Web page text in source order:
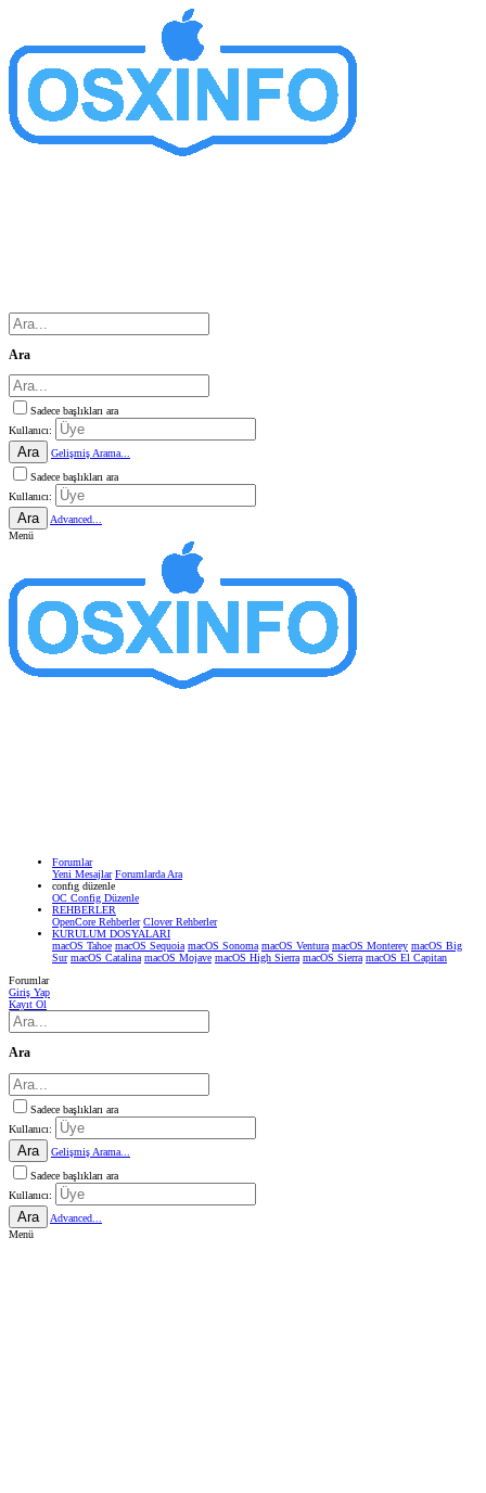
Ara
Sadece başlıkları ara
Kullanıcı:
Ara
Gelişmiş Arama...
Sadece başlıkları ara
Kullanıcı:
Ara
Advanced...
Menü
Forumlar
Yeni Mesajlar Forumlarda Ara
confıg düzenle
OC Config Düzenle
REHBERLER
OpenCore Rehberler Clover Rehberler
KURULUM DOSYALARI
macOS Tahoe macOS Sequoia macOS Sonoma macOS Ventura macOS Monterey macOS Big
Sur macOS Catalina macOS Mojave macOS High Sierra macOS Sierra macOS El Capitan
Forumlar
Giriş Yap
Kayıt Ol
Ara
Sadece başlıkları ara
Kullanıcı:
Ara
Gelişmiş Arama...
Sadece başlıkları ara
Kullanıcı:
Ara
Advanced...
Menü